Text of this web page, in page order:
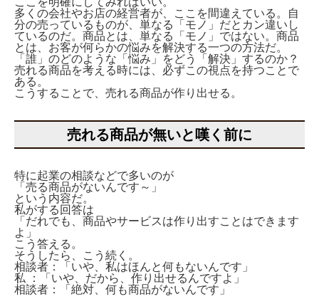
多くの会社やお店の経営者が、ここを間違えている。自
分の売っているものが、単なる「モノ」だとカン違いし
ているのだ。商品とは、単なる「モノ」ではない。商品
とは、お客が何らかの悩みを解決する一つの方法だ。
「誰」のどのような「悩み」をどう「解決」するのか？
売れる商品を考える時には、必ずこの視点を持つことで
ある。
こうすることで、売れる商品が作り出せる。
売れる商品が無いと嘆く前に
特に起業の相談などで多いのが
「売る商品がないんです～」
という内容だ。
私がする回答は
「だれでも、商品やサービスは作り出すことはできます
よ」
こう答える。
そうしたら、こう続く。
相談者：「いや、私はほんと何もないんです」
私 ：「いや、だから、作り出せるんですよ」
相談者：「絶対、何も商品がないんです」